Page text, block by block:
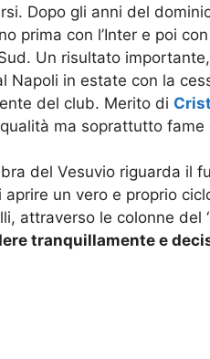
Dopo gli anni del
prima con l’Inter e poi
Un risultato
in estate con la
del club. Merito di
ma soprattutto fame
del Vesuvio riguarda il
un vero e proprio
attraverso le colonne del
tranquillamente e